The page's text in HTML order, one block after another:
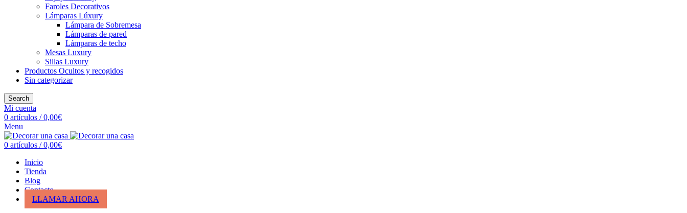
Faroles Decorativos
Lámparas Lúxury
Lámpara de Sobremesa
Lámparas de pared
Lámparas de techo
Mesas Luxury
Sillas Luxury
Productos Ocultos y recogidos
Sin categorizar
Search
Mi cuenta
0 artículos / 0,00€
Menu
0 artículos / 0,00€
Inicio
Tienda
Blog
Contacto
LLAMAR AHORA